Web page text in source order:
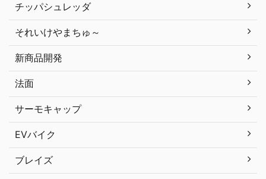
チッパシュレッダ
それいけやまちゅ～
新商品開発
法面
サーモキャップ
EVバイク
ブレイズ